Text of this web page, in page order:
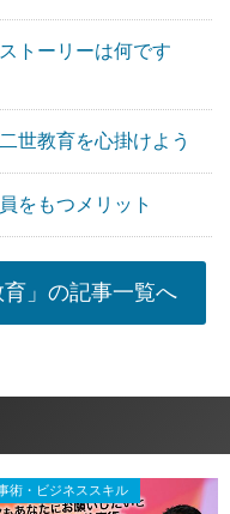
トーリーは何です
世教育を心掛けよう
をもつメリット
育」の記事一覧へ
術・ビジネススキル